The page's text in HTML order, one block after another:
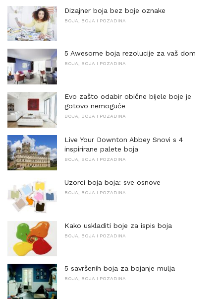
Dizajner boja bez boje oznake
BOJA, BOJA I POZADINA
5 Awesome boja rezolucije za vaš dom
BOJA, BOJA I POZADINA
Evo zašto odabir obične bijele boje je
gotovo nemoguće
BOJA, BOJA I POZADINA
Live Your Downton Abbey Snovi s 4
inspirirane palete boja
BOJA, BOJA I POZADINA
Uzorci boja boja: sve osnove
BOJA, BOJA I POZADINA
Kako uskladiti boje za ispis boja
BOJA, BOJA I POZADINA
5 savršenih boja za bojanje mulja
BOJA, BOJA I POZADINA